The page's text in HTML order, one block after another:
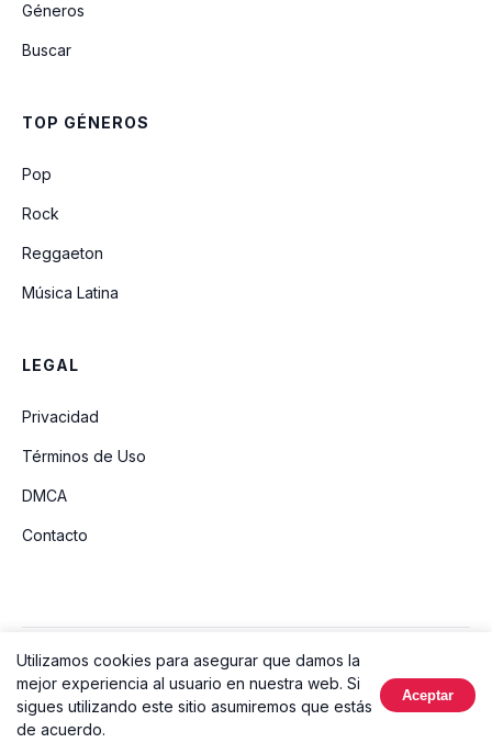
Géneros
Buscar
TOP GÉNEROS
Pop
Rock
Reggaeton
Música Latina
LEGAL
Privacidad
Términos de Uso
DMCA
Contacto
© 2026 Ouvir Música. Todos los derechos reservados.
Hecho con
Utilizamos cookies para asegurar que damos la
mejor experiencia al usuario en nuestra web. Si
sigues utilizando este sitio asumiremos que estás
de acuerdo.
Aceptar